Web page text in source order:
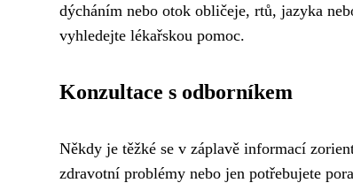
dýcháním nebo otok obličeje, rtů, jazyka
vyhledejte lékařskou pomoc.
Konzultace s odborníkem
Někdy je těžké se v záplavě informací
zdravotní problémy nebo jen potřebujete